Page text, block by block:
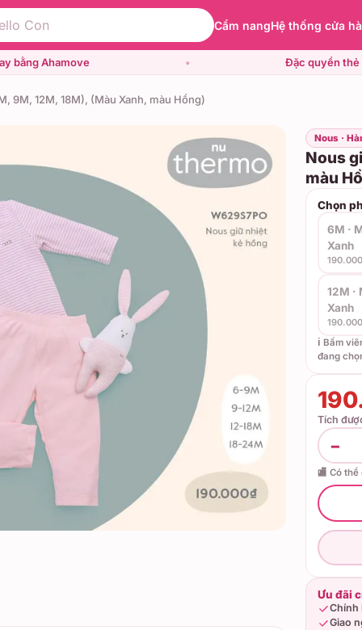
Cẩm nangHệ thống cửa
bằng Ahamove • Đặc quyền thẻ
9M, 12M, 18M), (Màu Xanh, màu Hồng)
Nous ·
Nous
màu
Chọn
6M ·
Xanh
12M ·
Xanh
ℹ️ Bấm
đang
Tích
−
🏬 Có
Ưu đãi
Chính
Giao